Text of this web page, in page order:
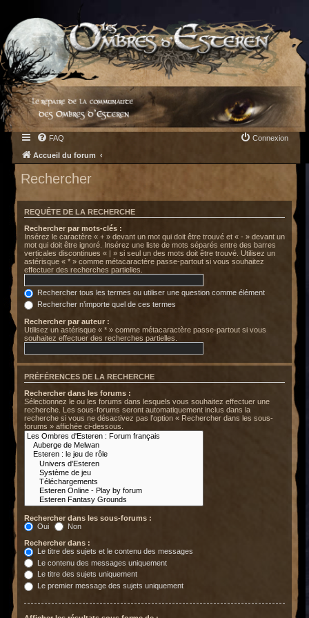
FAQ Connexion
Accueil du forum
Rechercher
REQUÊTE DE LA RECHERCHE
Rechercher par mots-clés :
Insérez le caractère « + » devant un mot qui doit être trouvé et « - » devant un
mot qui doit être ignoré. Insérez une liste de mots séparés entre des barres
verticales discontinues « | » si seul un des mots doit être trouvé. Utilisez un
astérisque « * » comme métacaractère passe-partout si vous souhaitez
effectuer des recherches partielles.
Rechercher tous les termes ou utiliser une question comme élément
Rechercher n’importe quel de ces termes
Rechercher par auteur :
Utilisez un astérisque « * » comme métacaractère passe-partout si vous
souhaitez effectuer des recherches partielles.
PRÉFÉRENCES DE LA RECHERCHE
Rechercher dans les forums :
Sélectionnez le ou les forums dans lesquels vous souhaitez effectuer une
recherche. Les sous-forums seront automatiquement inclus dans la
recherche si vous ne désactivez pas l’option « Rechercher dans les sous-
forums » affichée ci-dessous.
Rechercher dans les sous-forums :
Oui
Non
Rechercher dans :
Le titre des sujets et le contenu des messages
Le contenu des messages uniquement
Le titre des sujets uniquement
Le premier message des sujets uniquement